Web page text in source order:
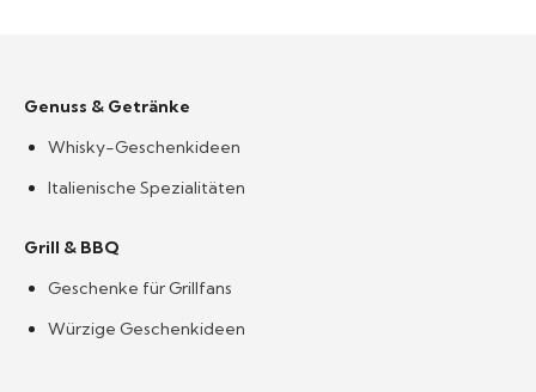
Genuss & Getränke
Whisky-Geschenkideen
Italienische Spezialitäten
Grill & BBQ
Geschenke für Grillfans
Würzige Geschenkideen